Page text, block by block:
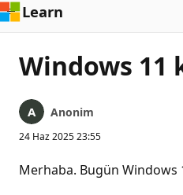
Learn
Windows 11
Anonim
24 Haz 2025 23:55
Merhaba. Bugün Windows